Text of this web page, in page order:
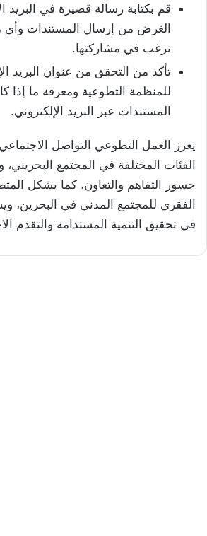
قم بكتابة رسالة قصيرة في البريد
الغرض من إرسال المستندات وأي
ترغب في مشاركتها.
تأكد من التحقق من عنوان البريد
للمنظمة التطوعية ومعرفة ما إذا
المستندات عبر البريد الإلكتروني.
يعزز العمل التطوعي التواصل
الفئات المختلفة في المجتمع البحريني،
جسور التفاهم والتعاون، كما يشكل
الفقري للمجتمع المدني في البحرين،
في تحقيق التنمية المستدامة والتقدم